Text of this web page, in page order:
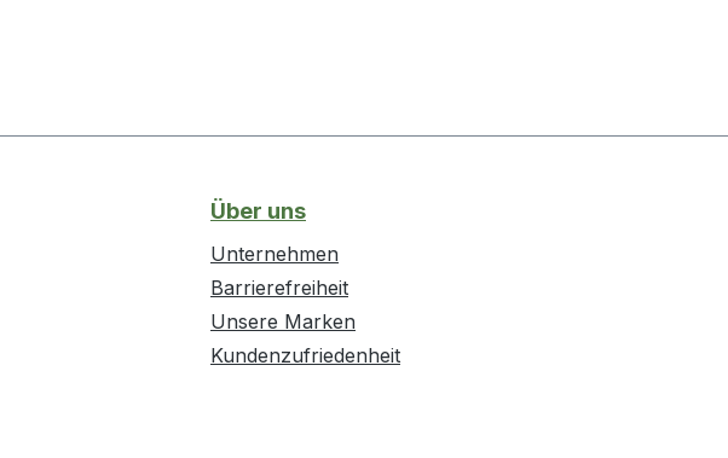
Über uns
Unternehmen
Barrierefreiheit
Unsere Marken
Kundenzufriedenheit